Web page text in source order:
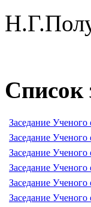
Список
Заседание Ученого
Заседание Ученого
Заседание Ученого
Заседание Ученого
Заседание Ученого
Заседание Ученого